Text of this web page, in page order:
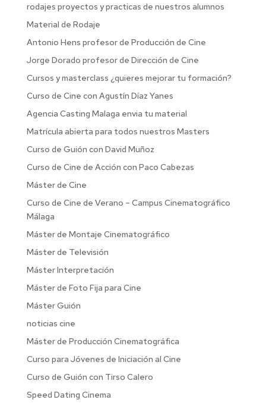
rodajes proyectos y practicas de nuestros alumnos
Material de Rodaje
Antonio Hens profesor de Producción de Cine
Jorge Dorado profesor de Dirección de Cine
Cursos y masterclass ¿quieres mejorar tu formación?
Curso de Cine con Agustín Díaz Yanes
Agencia Casting Malaga envia tu material
Matrícula abierta para todos nuestros Masters
Curso de Guión con David Muñoz
Curso de Cine de Acción con Paco Cabezas
Máster de Cine
Curso de Cine de Verano – Campus Cinematográfico
Málaga
Máster de Montaje Cinematográfico
Máster de Televisión
Máster Interpretación
Máster de Foto Fija para Cine
Máster Guión
noticias cine
Máster de Producción Cinematográfica
Curso para Jóvenes de Iniciación al Cine
Curso de Guión con Tirso Calero
Speed Dating Cinema